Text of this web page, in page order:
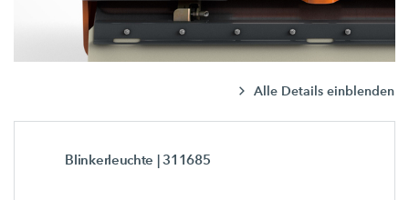
Alle Details einblenden
Blinkerleuchte | 311685